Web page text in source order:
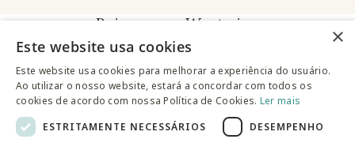
Baixe o app Westwing
×
Este website usa cookies
Este website usa cookies para melhorar a experiência do usuário.
Ao utilizar o nosso website, estará a concordar com todos os
cookies de acordo com nossa Política de Cookies. Ler mais
ESTRITAMENTE NECESSÁRIOS
DESEMPENHO